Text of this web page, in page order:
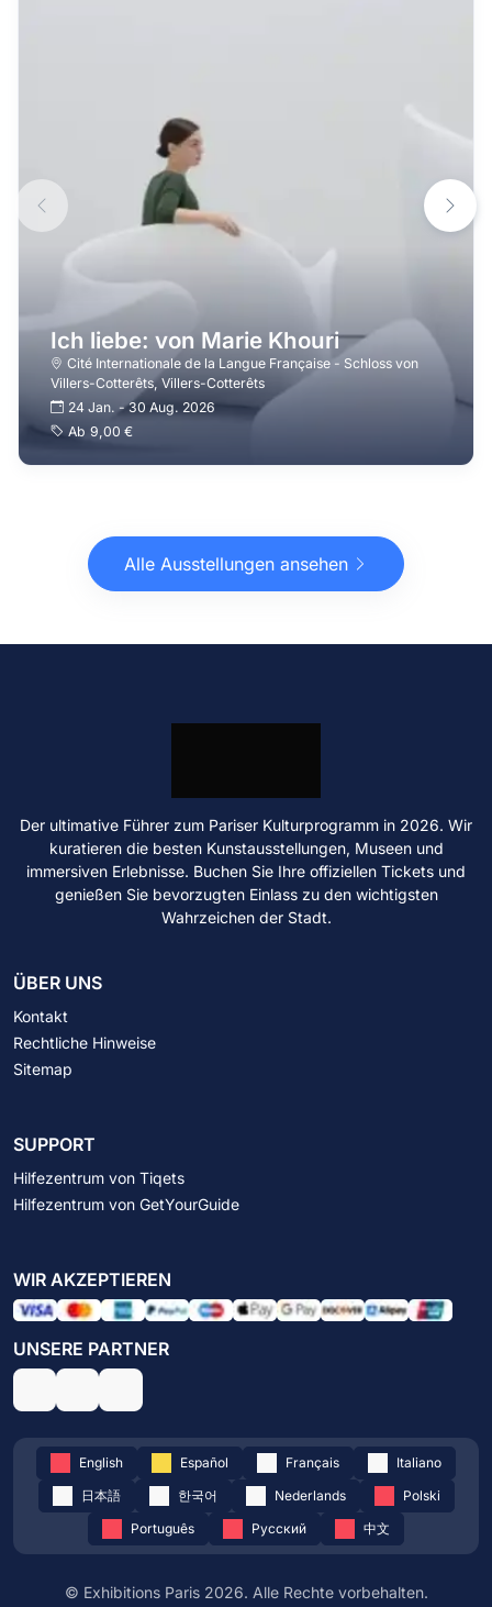
Ich liebe: von Marie Khouri
Cité Internationale de la Langue Française - Schloss von
Villers-Cotterêts, Villers-Cotterêts
24 Jan. -30 Aug. 2026
Ab 9,00 €
Alle Ausstellungen ansehen
Der ultimative Führer zum Pariser Kulturprogramm in 2026. Wir
kuratieren die besten Kunstausstellungen, Museen und
immersiven Erlebnisse. Buchen Sie Ihre offiziellen Tickets und
genießen Sie bevorzugten Einlass zu den wichtigsten
Wahrzeichen der Stadt.
ÜBER UNS
Kontakt
Rechtliche Hinweise
Sitemap
SUPPORT
Hilfezentrum von Tiqets
Hilfezentrum von GetYourGuide
WIR AKZEPTIEREN
UNSERE PARTNER
English Español Français
Italiano
日本語
한국어 Nederlands
Polski
Português
Русский 中文
© Exhibitions Paris 2026. Alle Rechte vorbehalten.